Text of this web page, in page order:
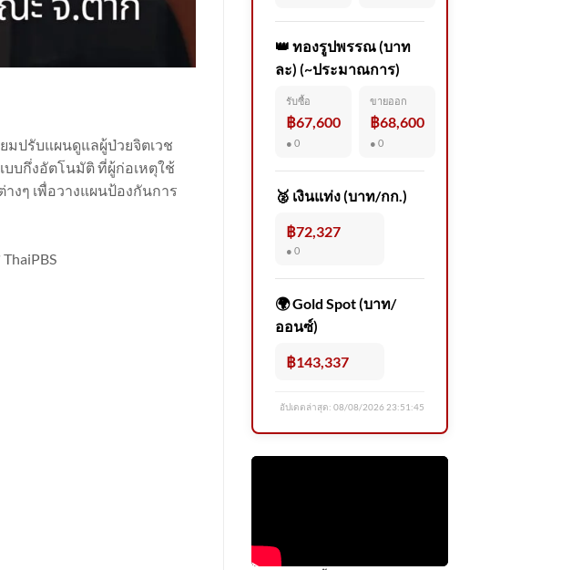
มปรับแผนดูแลผู้ป่วยจิตเวช
บบกึ่งอัตโนมัติ ที่ผู้ก่อเหตุใช้
งๆ เพื่อวางแผนป้องกันการ
👑 ทองรูปพรรณ (บาท
ละ) (~ประมาณการ)
รับซื้อ
฿67,600
● 0
ขายออก
฿68,600
● 0
🥈 เงินแท่ง (บาท/กก.)
฿72,327
● 0
🌍 Gold Spot (บาท/
ออนซ์)
฿143,337
อัปเดตล่าสุด: 08/08/2026 23:51:45